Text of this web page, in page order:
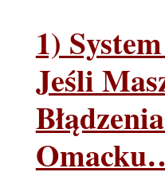
1)
Jeśli